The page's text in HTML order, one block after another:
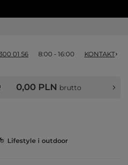
01 56 8:00 - 16:00 KONTAKT
0,00 PLN brutto
Lifestyle i outdoor